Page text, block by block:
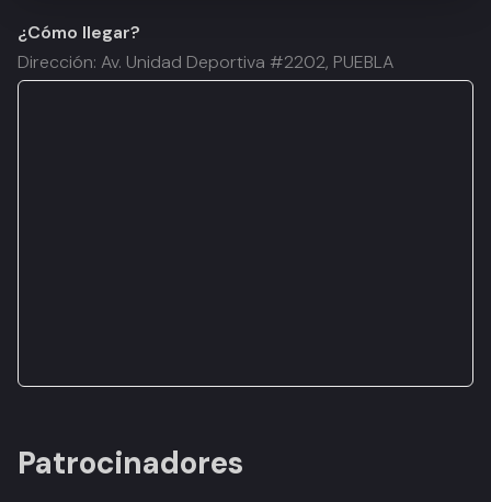
¿Cómo llegar?
Dirección: Av. Unidad Deportiva #2202, PUEBLA
Patrocinadores